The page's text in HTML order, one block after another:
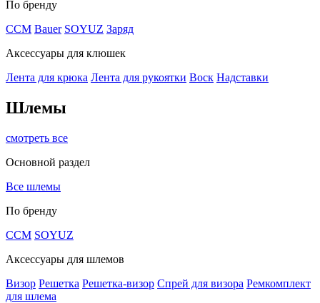
По бренду
CCM Bauer SOYUZ Заряд
Аксессуары для клюшек
Лента для крюка Лента для рукоятки Воск Надставки
Шлемы
смотреть все
Основной раздел
Все шлемы
По бренду
CCM SOYUZ
Аксессуары для шлемов
Визор Решетка Решетка-визор Спрей для визора Ремкомплект
для шлема